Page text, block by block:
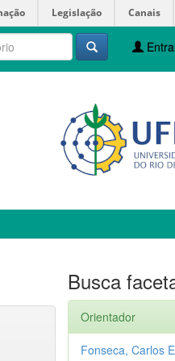
Legislação Canais
Busca
Orientador
Fonseca, Carlos